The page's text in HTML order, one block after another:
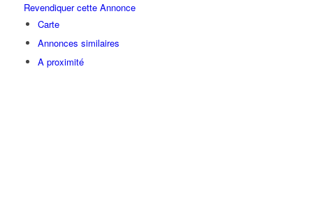
Revendiquer cette Annonce
Carte
Annonces similaires
A proximité